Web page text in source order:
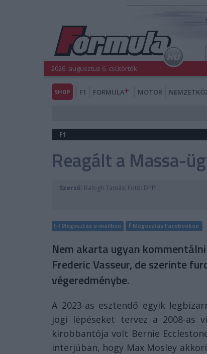
2026. augusztus 6. csütörtök
SHOP F1 FORMULA MOTOR
F1
Reagált a Massa-
Szerző: Balogh Tamás; Fotó: DPPI
Megosztás e-mailben Megosztás Facebookon
Nem akarta ugyan
Frederic Vasseur, de szerinte
végeredménybe.
A 2023-as esztendő egyik
jogi lépéseket tervez a 2008-as
kirobbantója volt Bernie
interjúban, hogy Max Mosley